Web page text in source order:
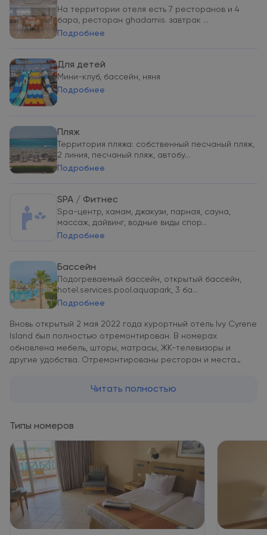
На территории отеля есть 7 ресторанов и 4
бара, ресторан ghadamis. завтрак ...
Подробнее
Для детей
Мини-клуб, бассейн, няня
Подробнее
Пляж
Территория пляжа: собственный песчаный пляж,
2 линия, песчаный пляж, автобу...
Подробнее
SPA / Фитнес
Spa-центр, хамам, джакузи, парная, сауна,
массаж, дайвинг, водные виды спор...
Подробнее
Бассейн
Подогреваемый бассейн, открытый бассейн,
hotel.services.pool.aquapark, 3 ба...
Подробнее
Вновь открытый 2 мая 2022 года курортный отель Ivy Cyrene
Island был полностью отремонтирован. В номерах
обновлена мебель, шторы, матрасы, ЖК-телевизоры и
другие удобства. Отремонтированы ресторан и места
современный дизайн отеля, который отлично подходит для
отеля Ivy Cyrene Island оформлены в теплых тонах. В числе
удобств спутниковое телевидение, мини-бар и собственная
ванная комната. Осуществляется доставка еды и напитков
в номер. Отель предлагает 3 плана питания: завтрак, «всё
включено» или «всё включено без ограничений». В
ресторанах курортного отеля Ivy Cyrene Island сервируют
разнообразные блюда в формате «шведского стола» и по
меню. В баре у бассейна Al Baida подают коктейли и
регулярно проводят различные мероприятия, в том числе
Читать полностью
Типы номеров